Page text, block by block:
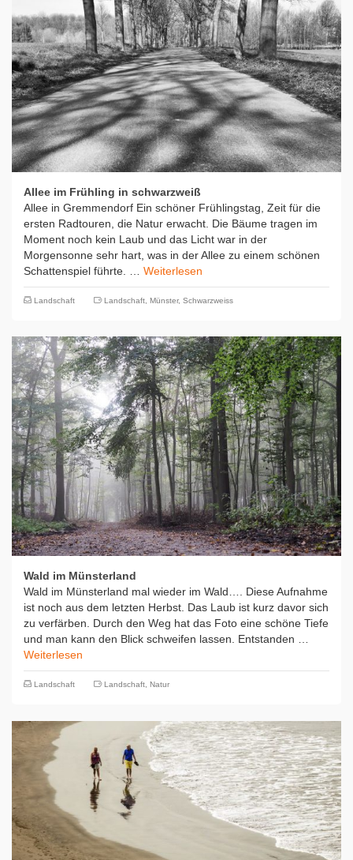
Allee im Frühling in schwarzweiß
Allee in Gremmendorf Ein schöner Frühlingstag, Zeit für die
ersten Radtouren, die Natur erwacht. Die Bäume tragen im
Moment noch kein Laub und das Licht war in der
Morgensonne sehr hart, was in der Allee zu einem schönen
Schattenspiel führte. … Weiterlesen
Landschaft Landschaft, Münster, Schwarzweiss
Wald im Münsterland
Wald im Münsterland mal wieder im Wald…. Diese Aufnahme
ist noch aus dem letzten Herbst. Das Laub ist kurz davor sich
zu verfärben. Durch den Weg hat das Foto eine schöne Tiefe
und man kann den Blick schweifen lassen. Entstanden …
Weiterlesen
Landschaft Landschaft, Natur